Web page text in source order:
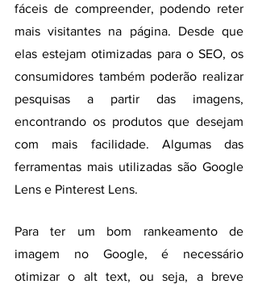
fáceis de compreender, podendo reter
mais visitantes na página. Desde que
elas estejam otimizadas para o SEO, os
consumidores também poderão realizar
pesquisas a partir das imagens,
encontrando os produtos que desejam
com mais facilidade. Algumas das
ferramentas mais utilizadas são Google
Lens e Pinterest Lens.
Para ter um bom rankeamento de
imagem no Google, é necessário
otimizar o alt text, ou seja, a breve